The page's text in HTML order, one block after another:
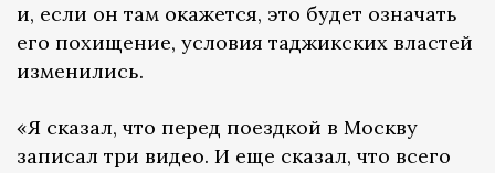
и, если он там окажется, это будет означать
его похищение, условия таджикских властей
изменились.
«Я сказал, что перед поездкой в Москву
записал три видео. И еще сказал, что всего